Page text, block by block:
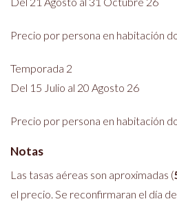
Precio por persona en habitación
Temporada 2
Del 15 Julio al 20 Agosto 26
Precio por persona en habitación
Notas
Las tasas aéreas son aproximadas (
el precio. Se reconfirmaran el día